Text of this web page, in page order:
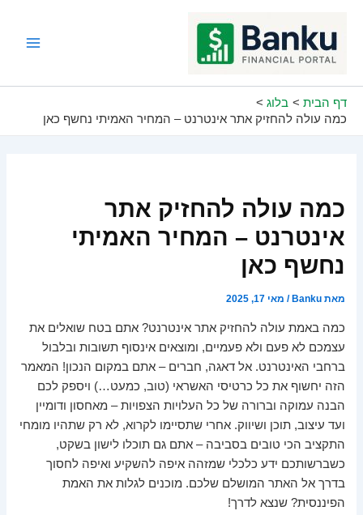
דף הבית
בלוג
כמה עולה להחזיק אתר אינטרנט – המחיר האמיתי נחשף כאן
כמה עולה להחזיק אתר
אינטרנט – המחיר האמיתי
נחשף כאן
מאתBanku
/ מאי 17, 2025
כמה באמת עולה להחזיק אתר אינטרנט? אתם בטח שואלים את
עצמכם לא פעם ולא פעמיים, ומוצאים אינסוף תשובות ובלבול
ברחבי האינטרנט. אל דאגה, חברים – אתם במקום הנכון! המאמר
הזה יחשוף את כל כרטיסי האשראי (טוב, כמעט…) ויספק לכם
הבנה עמוקה וברורה של כל העלויות הצפויות – מאחסון ודומיין
ועד עיצוב, תוכן ושיווק. אחרי שתסיימו לקרוא, לא רק שתהיו מומחי
התקציב הכי טובים בסביבה – אתם גם תוכלו לישון בשקט,
כשברשותכם ידע כלכלי שמזהה איפה להשקיע ואיפה לחסוך
בדרך אל האתר המושלם שלכם. מוכנים לגלות את האמת
הפיננסית? שנצא לדרך!